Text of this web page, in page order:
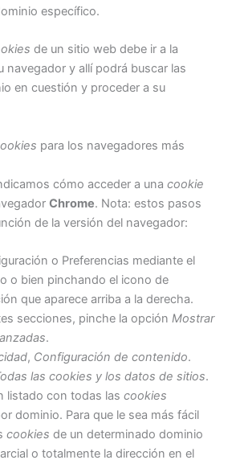
específico.
de un sitio web debe ir a la
navegador y allí podrá buscar las
en cuestión y proceder a su
para los navegadores más
cómo acceder a una cookie
Chrome. Nota: estos pasos
de la versión del navegador:
o Preferencias mediante el
o bien pinchando el icono de
que aparece arriba a la derecha.
secciones, pinche la opción Mostrar
.
, Configuración de contenido.
las cookies y los datos de sitios.
listado con todas las cookies
dominio. Para que le sea más fácil
cookies de un determinado dominio
o totalmente la dirección en el